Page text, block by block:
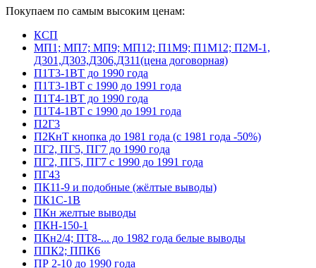
Покупаем по самым высоким ценам:
КСП
МП1; МП7; МП9; МП12; П1М9; П1М12; П2М-1,
Д301,Д303,Д306,Д311(цена договорная)
П1Т3-1ВТ до 1990 года
П1Т3-1ВТ с 1990 до 1991 года
П1Т4-1ВТ до 1990 года
П1Т4-1ВТ с 1990 до 1991 года
П2Г3
П2КнТ кнопка до 1981 года (с 1981 года -50%)
ПГ2, ПГ5, ПГ7 до 1990 года
ПГ2, ПГ5, ПГ7 с 1990 до 1991 года
ПГ43
ПК11-9 и подобные (жёлтые выводы)
ПК1С-1В
ПКн желтые выводы
ПКН-150-1
ПКн2/4; ПТ8-... до 1982 года белые выводы
ППК2; ППК6
ПР 2-10 до 1990 года